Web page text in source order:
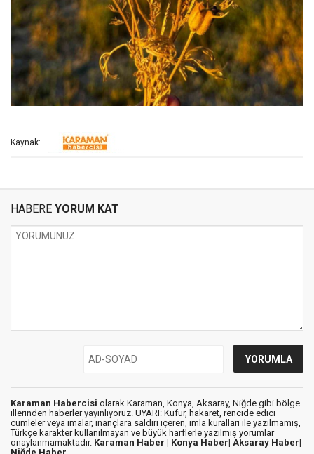
Kaynak:
HABERE YORUM KAT
Karaman Habercisi olarak Karaman, Konya, Aksaray, Niğde gibi bölge
illerinden haberler yayınlıyoruz. UYARI: Küfür, hakaret, rencide edici
cümleler veya imalar, inançlara saldırı içeren, imla kuralları ile yazılmamış,
Türkçe karakter kullanılmayan ve büyük harflerle yazılmış yorumlar
onaylanmamaktadır. Karaman Haber | Konya Haber| Aksaray Haber|